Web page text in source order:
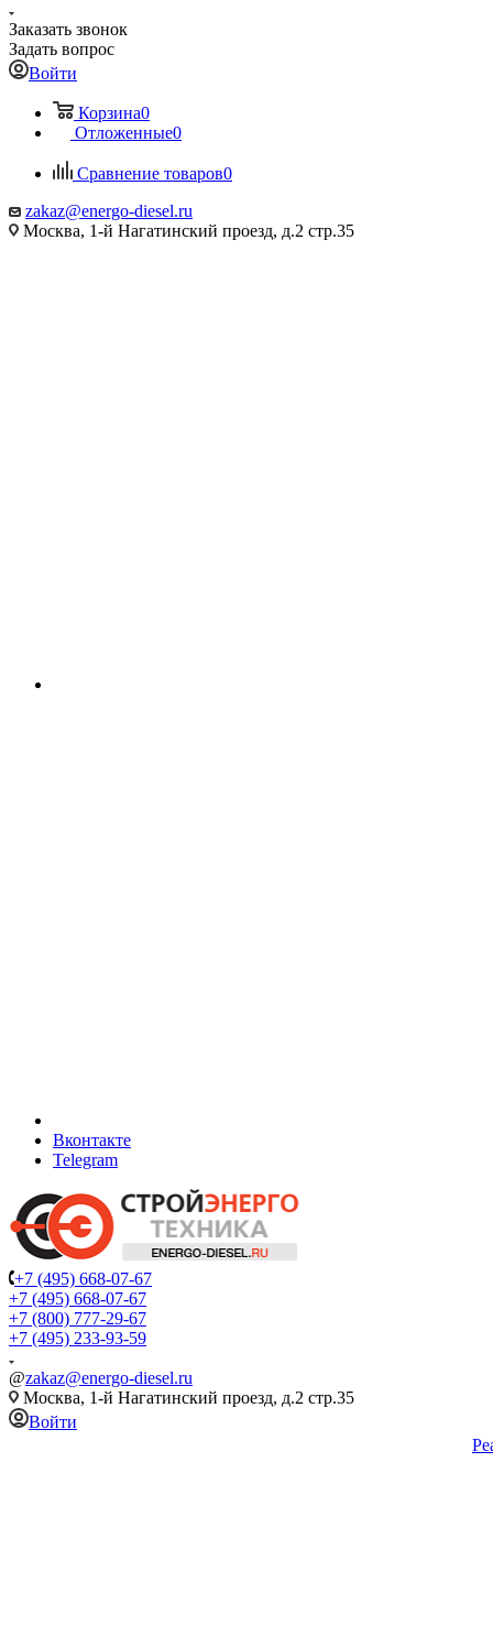
Заказать звонок
Задать вопрос
Войти
Корзина0
Отложенные0
Сравнение товаров0
zakaz@energo-diesel.ru
Москва, 1-й Нагатинский проезд, д.2 стр.35
Вконтакте
Telegram
+7 (495) 668-07-67
+7 (495) 668-07-67
+7 (800) 777-29-67
+7 (495) 233-93-59
@zakaz@energo-diesel.ru
Москва, 1-й Нагатинский проезд, д.2 стр.35
Войти